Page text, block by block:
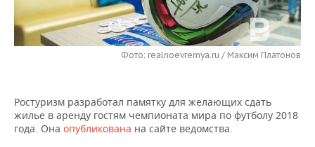
НЕФТЕХИМИЯ
НЕФТЬ
ЭНЕРГЕТИКА
РОЗНИЧНАЯ ТОРГОВЛЯ
НОВОСТИ ТЕХНОЛОГИЙ
ТЕЛЕКОММУНИКАЦИИ
МЕРОПРИЯТИЯ
НОВОСТИ МЕРОПРИЯТИЙ
БИЗНЕС-БРАНЧИ
ФУТБОЛ
НОВОСТИ ОБЩЕСТВА
ФОТОГАЛЕРЕЯ
Фото: realnoevremya.ru / Максим Платонов
Ростуризм разработал памятку для желающих сдать
жилье в аренду гостям чемпионата мира по футболу 2018
года. Она опубликована на сайте ведомства.